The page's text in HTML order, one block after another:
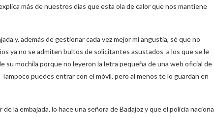
más de nuestros días que esta ola de calor que nos mantiene
y, además de gestionar cada vez mejor mi angustia, sé que no
ya no se admiten bultos de solicitantes asustados a los que se le
su mochila porque no leyeron la letra pequeña de una web oficial de
puedes entrar con el móvil, pero al menos te lo guardan en
la embajada, lo hace una señora de Badajoz y que el policía